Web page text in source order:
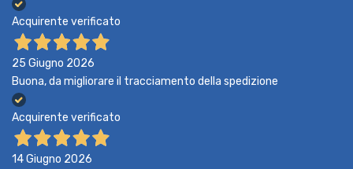
Acquirente verificato
25 Giugno 2026
Buona, da migliorare il tracciamento della spedizione
Acquirente verificato
14 Giugno 2026